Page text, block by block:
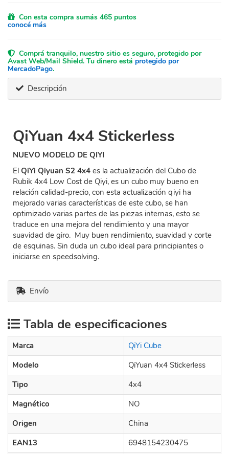
Con esta compra sumás 465 puntos
conocé más
Comprá tranquilo, nuestro sitio es seguro, protegido por
Avast Web/Mail Shield. Tu dinero está protegido por
MercadoPago.
Descripción
QiYuan 4x4 Stickerless
NUEVO MODELO DE QIYI
El QiYi Qiyuan S2 4x4 es la actualización del Cubo de
Rubik 4x4 Low Cost de Qiyi, es un cubo muy bueno en
relación calidad-precio, con esta actualización qiyi ha
mejorado varias características de este cubo, se han
optimizado varias partes de las piezas internas, esto se
traduce en una mejora del rendimiento y una mayor
suavidad de giro. Muy buen rendimiento, suavidad y corte
de esquinas. Sin duda un cubo ideal para principiantes o
iniciarse en speedsolving.
Envío
Tabla de especificaciones
Marca
QiYi Cube
Modelo
QiYuan 4x4 Stickerless
Tipo
4x4
Magnético
NO
Origen
China
EAN13
6948154230475